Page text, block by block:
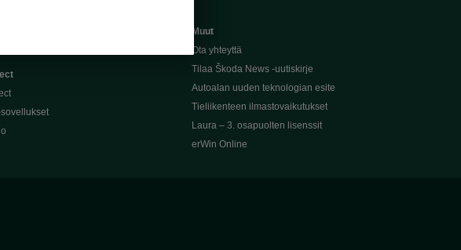
sovellukset
Muut
Ota yhteyttä
Tilaa Škoda News -uutiskirje
Autoalan uuden teknologian esite
Tieliikenteen ilmastovaikutukset
Laura – 3. osapuolten lisenssit
erWin Online